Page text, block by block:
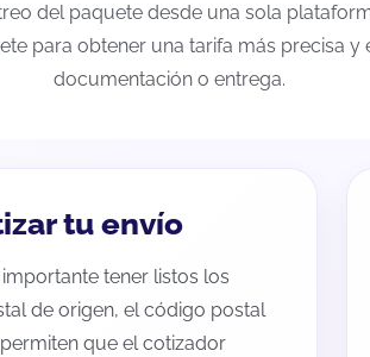
del paquete desde una sola
para obtener una tarifa más precisa
documentación o entrega.
tu envío
tener listos los
de origen, el código postal
que el cotizador